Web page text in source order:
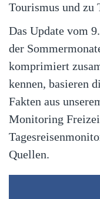
Tourismus und zu
Das Update vom
der
komprimiert
kennen, basieren
Fakten aus
Monitoring
Quellen.